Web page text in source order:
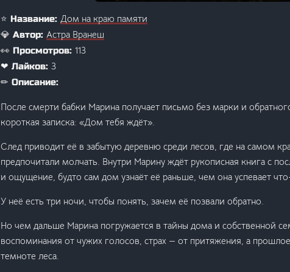
⭐ Название: Дом на краю памяти
💎 Автор: Астра Вранеш
👀 Просмотров: 113
❤ Лайков: 3
✏ Описание:
После смерти бабки Марина получает письмо без марки и
короткая записка: «Дом тебя ждёт».
След приводит её в забытую деревню среди лесов, где на самом
предпочитали молчать. Внутри Марину ждёт рукописная книга с
и ощущение, будто сам дом узнаёт её раньше, чем она успевает
У неё есть три ночи, чтобы понять, зачем её позвали обратно.
Но чем дальше Марина погружается в тайны дома и собственной
воспоминания от чужих голосов, страх — от притяжения, а
темноте леса.